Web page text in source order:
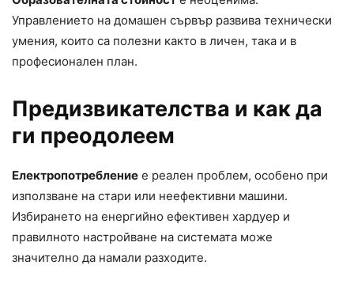
Управлението на домашен сървър развива технически
умения, които са полезни както в личен, така и в
професионален план.
Предизвикателства и как да
ги преодолеем
Електропотребление е реален проблем, особено при
използване на стари или неефективни машини.
Избирането на енергийно ефективен хардуер и
правилното настройване на системата може
значително да намали разходите.